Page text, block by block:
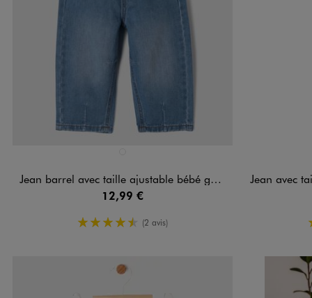
Jean barrel avec taille ajustable bébé garçon
12,99 €
4.5/5 de moyenne
(2 avis)
Jean avec